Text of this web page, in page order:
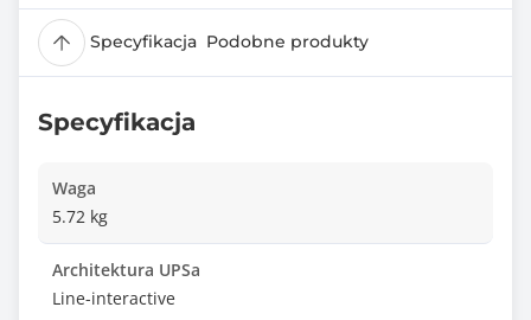
Specyfikacja Podobne produkty
Specyfikacja
Waga
5.72 kg
Architektura UPSa
Line-interactive